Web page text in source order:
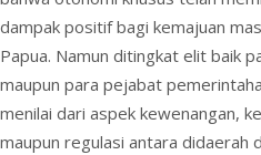
dampak positif bagi kemajuan
Papua. Namun ditingkat elit baik
maupun para pejabat
menilai dari aspek kewenangan,
maupun regulasi antara didaerah